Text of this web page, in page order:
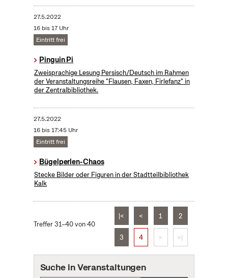
27.5.2022
16 bis 17 Uhr
Eintritt frei
Pinguin Pi
Zweisprachige Lesung Persisch/Deutsch im Rahmen
der Veranstaltungsreihe "Flausen, Faxen, Firlefanz" in
der Zentralbibliothek.
27.5.2022
16 bis 17:45 Uhr
Eintritt frei
Bügelperlen-Chaos
Stecke Bilder oder Figuren in der Stadtteilbibliothek
Kalk
Treffer 31–40 von 40
|< < 1 2
3 4 > >|
Suche in Veranstaltungen